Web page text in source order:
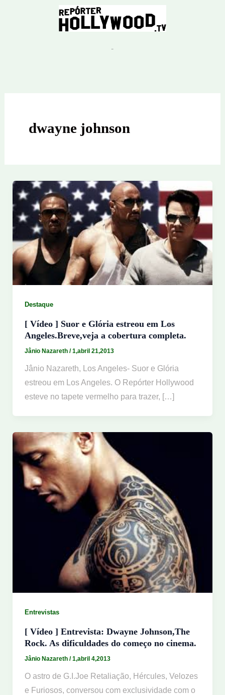
dwayne johnson
Destaque
[ Vídeo ] Suor e Glória estreou em Los
Angeles.Breve,veja a cobertura completa.
Jânio Nazareth /1,abril 21,2013
Jânio Nazareth, Los Angeles- Suor e Glória
estreou em Los Angeles. O Repórter Hollywood
esteve no tapete vermelho para trazer, […]
Entrevistas
[ Vídeo ] Entrevista: Dwayne Johnson,The
Rock. As dificuldades do começo no cinema.
Jânio Nazareth /1,abril 4,2013
O astro de G.I.Joe Retaliação, Hércules, Velozes
e Furiosos, conversou com exclusividade com o